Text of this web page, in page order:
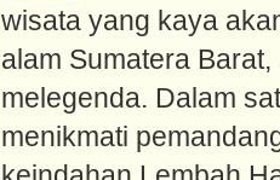
wisata yang kaya
alam Sumatera
melegenda. Dalam
menikmati